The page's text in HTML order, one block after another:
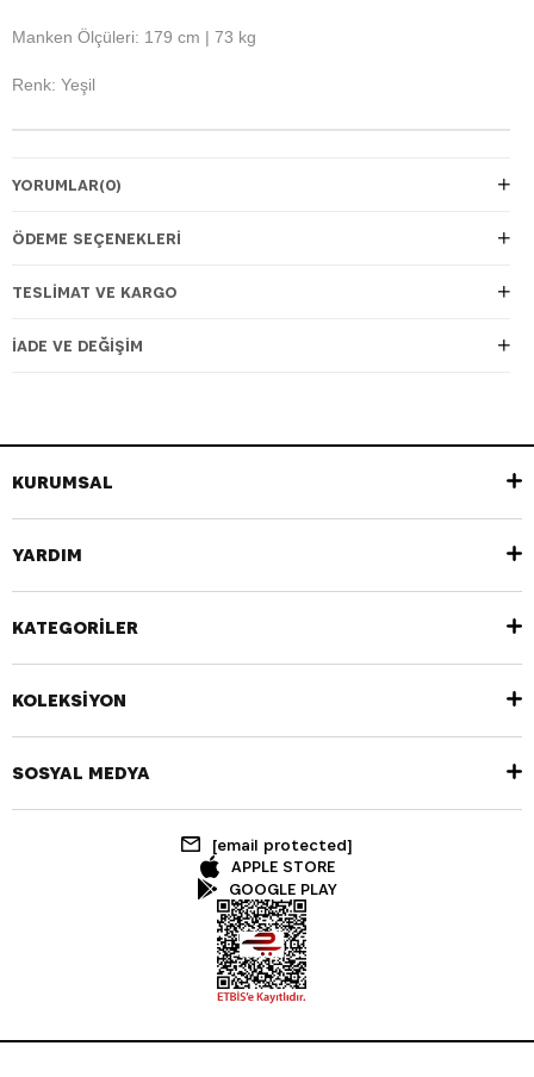
Manken Ölçüleri: 179 cm | 73 kg
Renk: Yeşil
YORUMLAR(0)
ÖDEME SEÇENEKLERI
TESLIMAT VE KARGO
İADE VE DEĞIŞIM
KURUMSAL
YARDIM
KATEGORİLER
KOLEKSİYON
SOSYAL MEDYA
[email protected]
APPLE STORE
GOOGLE PLAY